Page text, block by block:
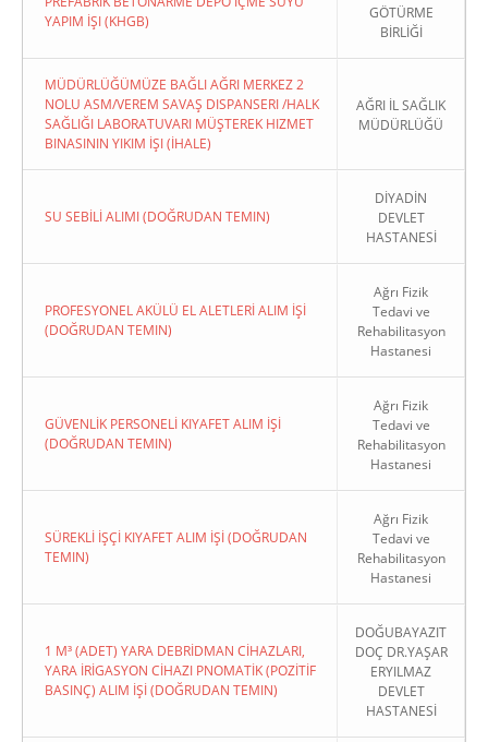
YAPIM İŞI (KHGB)
GÖTÜRME
BİRLİĞİ
MÜDÜRLÜĞÜMÜZE BAĞLI AĞRI MERKEZ 2
NOLU ASM/VEREM SAVAŞ DISPANSERI /HALK
SAĞLIĞI LABORATUVARI MÜŞTEREK HIZMET
BINASININ YIKIM İŞI (İHALE)
AĞRI İL SAĞLIK
MÜDÜRLÜĞÜ
SU SEBİLİ ALIMI (DOĞRUDAN TEMIN)
DİYADİN
DEVLET
HASTANESİ
PROFESYONEL AKÜLÜ EL ALETLERİ ALIM İŞİ
(DOĞRUDAN TEMIN)
Ağrı Fizik
Tedavi ve
Rehabilitasyon
Hastanesi
GÜVENLİK PERSONELİ KIYAFET ALIM İŞİ
(DOĞRUDAN TEMIN)
Ağrı Fizik
Tedavi ve
Rehabilitasyon
Hastanesi
SÜREKLİ İŞÇİ KIYAFET ALIM İŞİ (DOĞRUDAN
TEMIN)
Ağrı Fizik
Tedavi ve
Rehabilitasyon
Hastanesi
1 M³ (ADET) YARA DEBRİDMAN CİHAZLARI,
YARA İRİGASYON CİHAZI PNOMATİK (POZİTİF
BASINÇ) ALIM İŞİ (DOĞRUDAN TEMIN)
DOĞUBAYAZIT
DOÇ DR.YAŞAR
ERYILMAZ
DEVLET
HASTANESİ